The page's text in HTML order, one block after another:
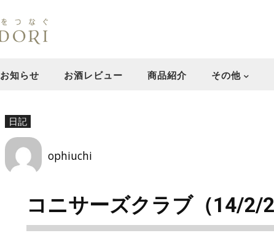
お知らせ お酒レビュー 商品紹介 その他
日記
ophiuchi
コニサーズクラブ（14/2/